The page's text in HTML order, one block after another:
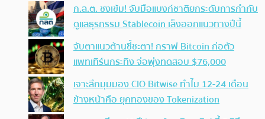
ก.ล.ต. ชงเข้ม! จับมือแบงก์ชาติยกระดับการกำกับ
ดูแลธุรกรรม Stablecoin เล็งออกแนวทางปีนี้
จับตาแนวต้านชี้ชะตา! กราฟ Bitcoin ก่อตัว
แพทเทิร์นกระทิง จ่อพุ่งทดสอบ $76,000
เจาะลึกมุมมอง CIO Bitwise ทำไม 12-24 เดือน
ข้างหน้าคือ ยุคทองของ Tokenization